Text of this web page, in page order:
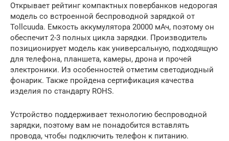
Открывает рейтинг компактных повербанков недорогая
модель со встроенной беспроводной зарядкой от
Tollcuuda. Емкость аккумулятора 20000 мАч, поэтому он
обеспечит 2-3 полных цикла зарядки. Производитель
позиционирует модель как универсальную, подходящую
для телефона, планшета, камеры, дрона и прочей
электроники. Из особенностей отметим светодиодный
фонарик. Также пройдена сертификация качества
изделия по стандарту ROHS.
Устройство поддерживает технологию беспроводной
зарядки, поэтому вам не понадобится вставлять
провода, чтобы подключить телефон к питанию.